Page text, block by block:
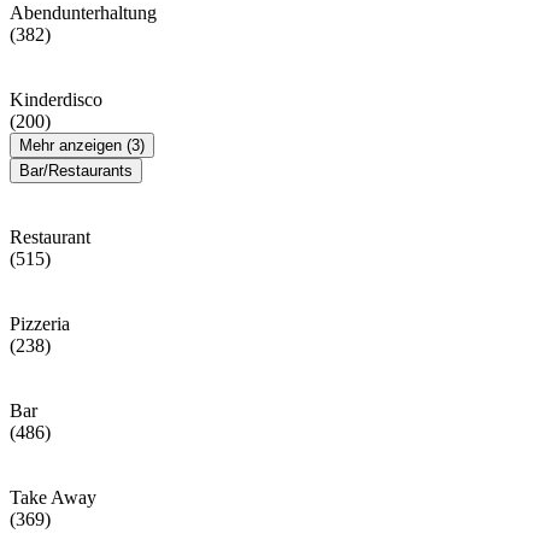
Abendunterhaltung
(382)
Kinderdisco
(200)
Mehr anzeigen (3)
Bar/Restaurants
Restaurant
(515)
Pizzeria
(238)
Bar
(486)
Take Away
(369)